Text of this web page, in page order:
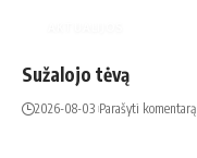
Sužalojo tėvą
2026-08-03 Parašyti komentarą